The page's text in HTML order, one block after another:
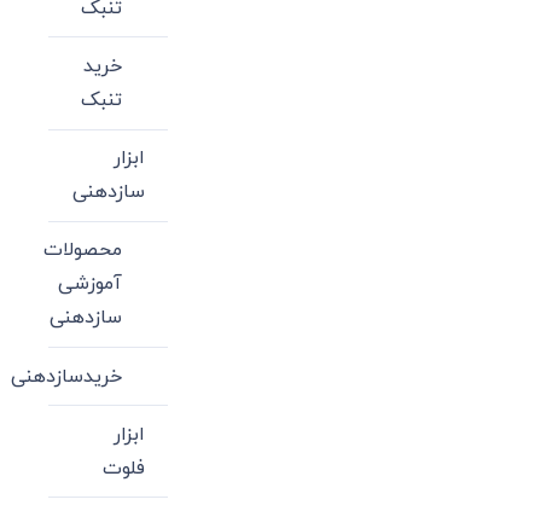
تنبک
خرید
تنبک
ابزار
سازدهنی
محصولات
آموزشی
سازدهنی
خریدسازدهنی
ابزار
فلوت